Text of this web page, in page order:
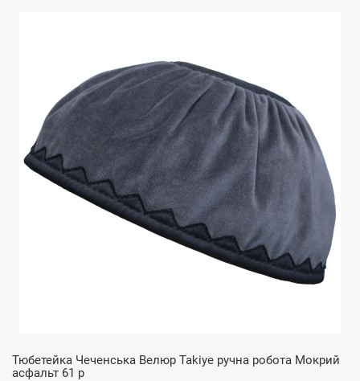
Тюбетейка Чеченська Велюр Takiye ручна робота Мокрий
асфальт 61 р